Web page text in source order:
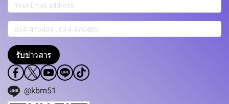
รับข่าวสาร
@kbm51